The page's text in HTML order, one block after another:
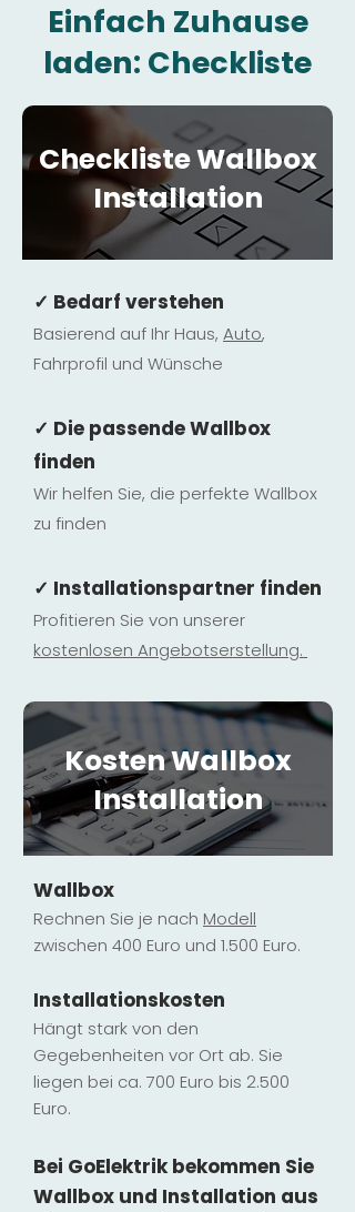
Einfach Zuhause
laden: Checkliste
Checkliste Wallbox
Installation
✓ Bedarf verstehen
Basierend auf Ihr Haus, Auto,
Fahrprofil und Wünsche
✓ Die passende Wallbox
finden
Wir helfen Sie, die perfekte Wallbox
zu finden
✓ Installationspartner finden
Profitieren Sie von unserer
kostenlosen Angebotserstellung.
Kosten Wallbox
Installation
Wallbox
Rechnen Sie je nach Modell
zwischen 400 Euro und 1.500 Euro.
Installationskosten
Hängt stark von den
Gegebenheiten vor Ort ab. Sie
liegen bei ca. 700 Euro bis 2.500
Euro.
Bei GoElektrik bekommen Sie
Wallbox und Installation aus